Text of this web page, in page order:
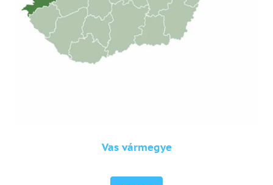
Vas vármegye